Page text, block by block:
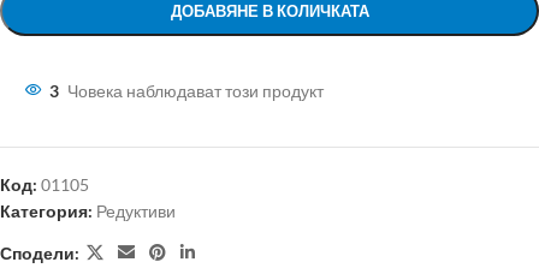
ДОБАВЯНЕ В КОЛИЧКАТА
3 Човека наблюдават този продукт
Код: 01105
Категория: Редуктиви
Сподели: